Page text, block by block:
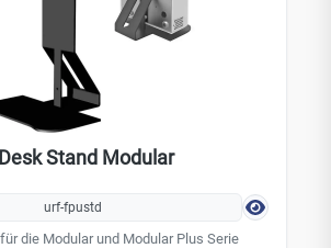
Desk Stand Modular
urf-fpustd
die Modular und Modular Plus Serie